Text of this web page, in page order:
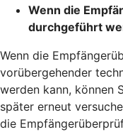
Wenn die
durchgeführt
Wenn die
vorübergehender
werden kann, können
später erneut
die